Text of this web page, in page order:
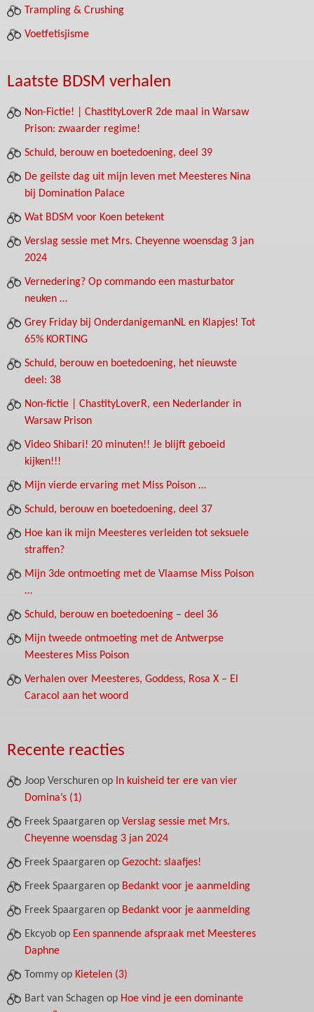
Trampling & Crushing
Voetfetisjisme
Laatste BDSM verhalen
Non-Fictie! | ChastityLoverR 2de maal in Warsaw
Prison: zwaarder regime!
Schuld, berouw en boetedoening, deel 39
De geilste dag uit mijn leven met Meesteres Nina
bij Domination Palace
Wat BDSM voor Koen betekent
Verslag sessie met Mrs. Cheyenne woensdag 3 jan
2024
Vernedering? Op commando een masturbator
neuken …
Grey Friday bij OnderdanigemanNL en Klapjes! Tot
65% KORTING
Schuld, berouw en boetedoening, het nieuwste
deel: 38
Non-fictie | ChastityLoverR, een Nederlander in
Warsaw Prison
Video Shibari! 20 minuten!! Je blijft geboeid
kijken!!!
Mijn vierde ervaring met Miss Poison …
Schuld, berouw en boetedoening, deel 37
Hoe kan ik mijn Meesteres verleiden tot seksuele
straffen?
Mijn 3de ontmoeting met de Vlaamse Miss Poison
…
Schuld, berouw en boetedoening – deel 36
Mijn tweede ontmoeting met de Antwerpse
Meesteres Miss Poison
Verhalen over Meesteres, Goddess, Rosa X – El
Caracol aan het woord
Recente reacties
Joop Verschuren op In kuisheid ter ere van vier
Domina’s (1)
Freek Spaargaren op Verslag sessie met Mrs.
Cheyenne woensdag 3 jan 2024
Freek Spaargaren op Gezocht: slaafjes!
Freek Spaargaren op Bedankt voor je aanmelding
Freek Spaargaren op Bedankt voor je aanmelding
Ekcyob op Een spannende afspraak met Meesteres
Daphne
Tommy op Kietelen (3)
Bart van Schagen op Hoe vind je een dominante